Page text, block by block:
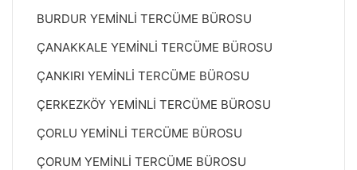
BURDUR YEMİNLİ TERCÜME BÜROSU
ÇANAKKALE YEMİNLİ TERCÜME BÜROSU
ÇANKIRI YEMİNLİ TERCÜME BÜROSU
ÇERKEZKÖY YEMİNLİ TERCÜME BÜROSU
ÇORLU YEMİNLİ TERCÜME BÜROSU
ÇORUM YEMİNLİ TERCÜME BÜROSU